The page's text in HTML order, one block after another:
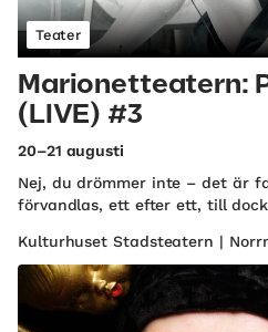
Teater
Marionetteatern:
(LIVE) #3
20–21 augusti
Nej, du drömmer inte – det är
förvandlas, ett efter ett, till
Kulturhuset Stadsteatern |